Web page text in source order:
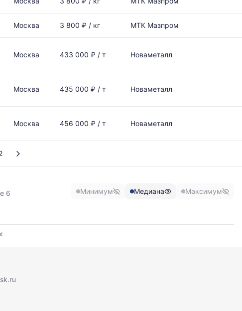
Москва 3 800 ₽ / кг МТК Мазпром
Москва 433 000 ₽ / т Новаметалл
Москва 435 000 ₽ / т Новаметалл
Москва 456 000 ₽ / т Новаметалл
6
Минимум Медиана Максимум